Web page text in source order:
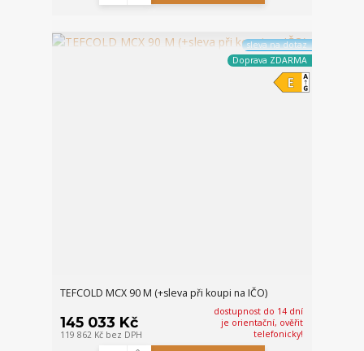
sleva na dotaz
Doprava ZDARMA
TEFCOLD MCX 90 M (+sleva při koupi na IČO)
145 033 Kč
119 862 Kč bez DPH
dostupnost do 14 dní
je orientační, ověřit
telefonicky!